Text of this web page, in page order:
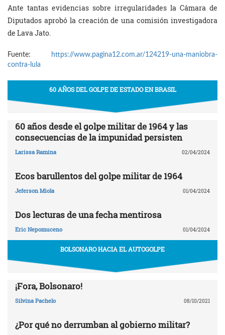
Ante tantas evidencias sobre irregularidades la Cámara de
Diputados aprobó la creación de una comisión investigadora
de Lava Jato.
Fuente:
https://www.pagina12.com.ar/124219-una-maniobra-
contra-lula
60 AÑOS DEL GOLPE DE ESTADO EN BRASIL
60 años desde el golpe militar de 1964 y las
consecuencias de la impunidad persisten
Larissa Ramina 02/04/2024
Ecos barullentos del golpe militar de 1964
Jeferson Miola 01/04/2024
Dos lecturas de una fecha mentirosa
Eric Nepomuceno 01/04/2024
BOLSONARO HACIA EL AUTOGOLPE
¡Fora, Bolsonaro!
Silvina Pachelo 08/10/2021
¿Por qué no derrumban al gobierno militar?